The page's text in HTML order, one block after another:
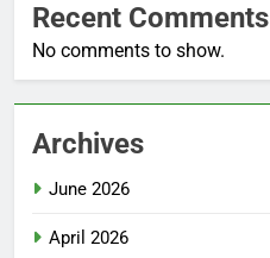
Recent Comments
No comments to show.
Archives
June 2026
April 2026